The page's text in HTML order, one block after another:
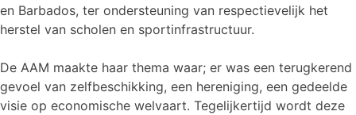
en Barbados, ter ondersteuning van respectievelijk het
herstel van scholen en sportinfrastructuur.
De AAM maakte haar thema waar; er was een terugkerend
gevoel van zelfbeschikking, een hereniging, een gedeelde
visie op economische welvaart. Tegelijkertijd wordt deze